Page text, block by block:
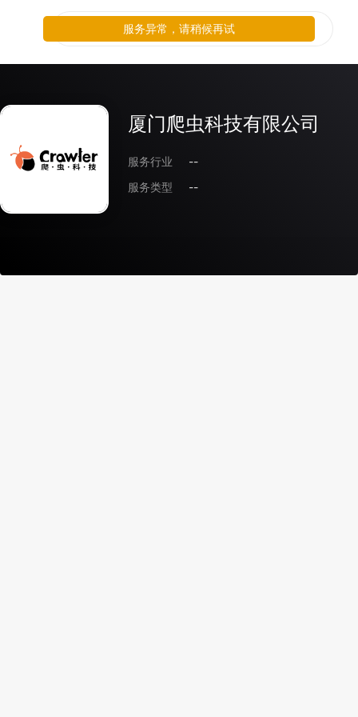
厦门爬虫科技有限公司
服务行业
--
服务类型
--
服务异常，请稍候再试
服务异常，请稍候再试